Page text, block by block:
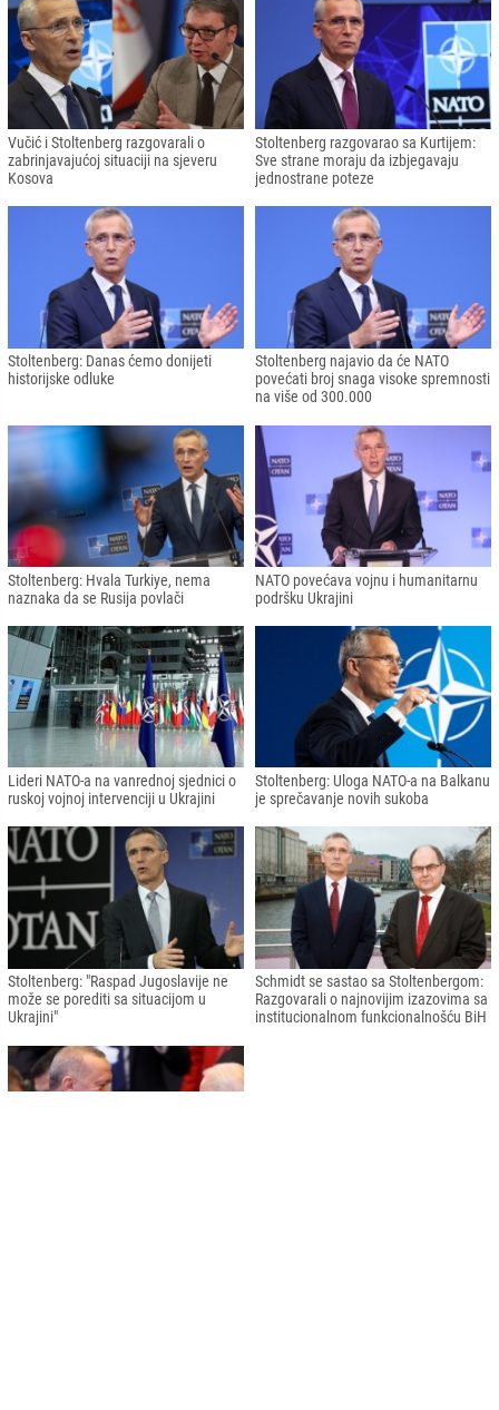
Vučić i Stoltenberg razgovarali o
zabrinjavajućoj situaciji na sjeveru
Kosova
Stoltenberg razgovarao sa Kurtijem:
Sve strane moraju da izbjegavaju
jednostrane poteze
Stoltenberg: Danas ćemo donijeti
historijske odluke
Stoltenberg najavio da će NATO
povećati broj snaga visoke spremnosti
na više od 300.000
Stoltenberg: Hvala Turkiye, nema
naznaka da se Rusija povlači
NATO povećava vojnu i humanitarnu
podršku Ukrajini
Lideri NATO-a na vanrednoj sjednici o
ruskoj vojnoj intervenciji u Ukrajini
Stoltenberg: Uloga NATO-a na Balkanu
je sprečavanje novih sukoba
Stoltenberg: "Raspad Jugoslavije ne
može se porediti sa situacijom u
Ukrajini"
Schmidt se sastao sa Stoltenbergom:
Razgovarali o najnovijim izazovima sa
institucionalnom funkcionalnošću BiH